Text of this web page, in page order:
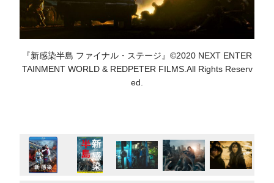
『新感染半島 ファイナル・ステージ』©2020 NEXT ENTER
TAINMENT WORLD & REDPETER FILMS.All Rights Reserv
ed.